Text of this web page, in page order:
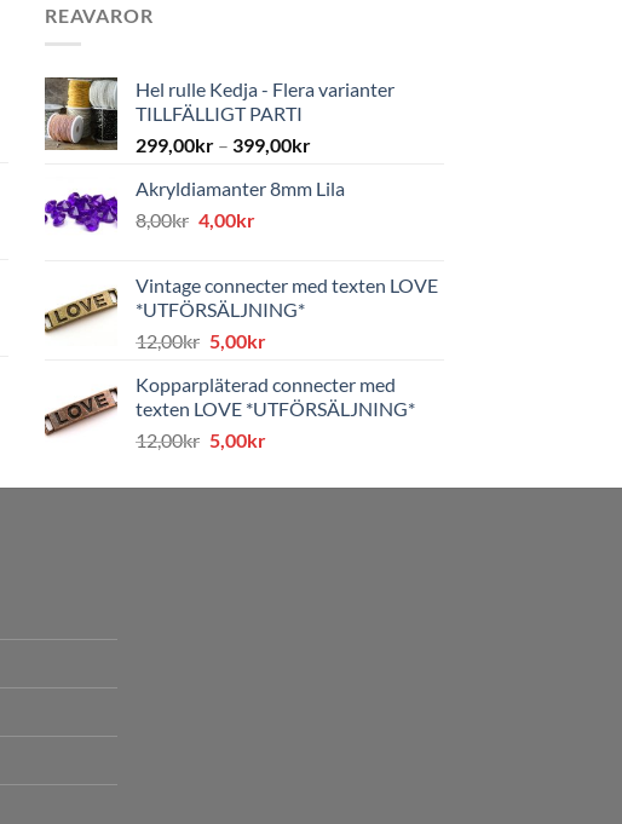
REAVAROR
Hel rulle Kedja - Flera varianter
TILLFÄLLIGT PARTI
299,00kr – 399,00kr
Akryldiamanter 8mm Lila
8,00kr Det
var:
8,00kr.
4,00krDet
är:
4,00kr.
Vintage connecter med texten LOVE
*UTFÖRSÄLJNING*
12,00kr Det
priset
var:
12,00kr.
5,00krDet
priset
är:
5,00kr.
Kopparpläterad connecter med
texten LOVE *UTFÖRSÄLJNING*
12,00kr Det
priset
5,00krDet
priset